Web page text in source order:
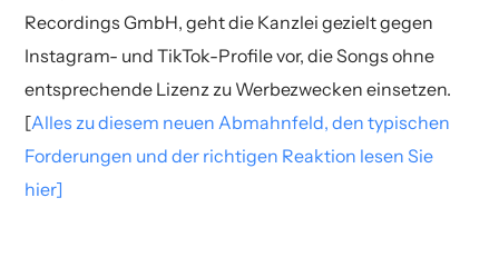
Recordings GmbH, geht die Kanzlei gezielt gegen
Instagram- und TikTok-Profile vor, die Songs ohne
entsprechende Lizenz zu Werbezwecken einsetzen.
[Alles zu diesem neuen Abmahnfeld, den typischen
Forderungen und der richtigen Reaktion lesen Sie
hier]